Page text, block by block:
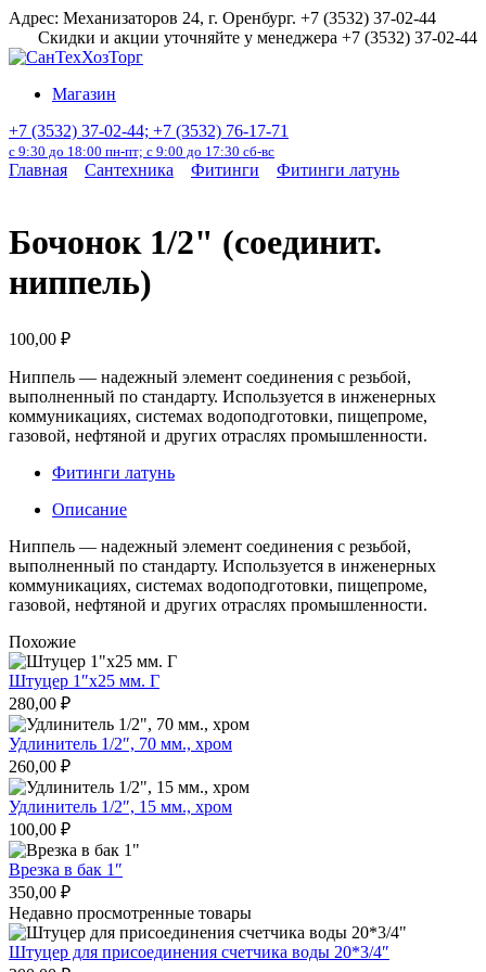
Перейти
содержанию
Адрес: Механизаторов 24, г. Оренбург. +7 (3532) 37-02-44
Скидки и акции уточняйте у менеджера +7 (3532) 37-02-44
Магазин
+7 (3532) 37-02-44; +7 (3532) 76-17-71
с 9:30 до 18:00 пн-пт; с 9:00 до 17:30 сб-вс
Главная Сантехника Фитинги Фитинги латунь
Бочонок 1/2" (соединит.
ниппель)
100,00 ₽
Ниппель — надежный элемент соединения с резьбой,
выполненный по стандарту. Используется в инженерных
коммуникациях, системах водоподготовки, пищепроме,
газовой, нефтяной и других отраслях промышленности.
Фитинги латунь
Описание
Ниппель — надежный элемент соединения с резьбой,
выполненный по стандарту. Используется в инженерных
коммуникациях, системах водоподготовки, пищепроме,
газовой, нефтяной и других отраслях промышленности.
Похожие
Штуцер 1″х25 мм. Г
280,00 ₽
Удлинитель 1/2″, 70 мм., хром
260,00 ₽
Удлинитель 1/2″, 15 мм., хром
100,00 ₽
Врезка в бак 1″
350,00 ₽
Недавно просмотренные товары
Штуцер для присоединения счетчика воды 20*3/4″